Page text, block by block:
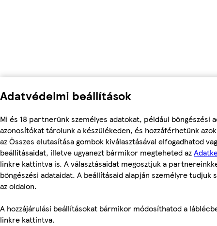
Adatvédelmi beállítások
Mi és 18 partnerünk személyes adatokat, például böngészési
azonosítókat tárolunk a készülékeden, és hozzáférhetünk
az Összes elutasítása gombok kiválasztásával elfogadhatod
beállításaidat, illetve ugyanezt bármikor megteheted az
linkre kattintva is. A választásaidat megosztjuk a
böngészési adataidat. A beállításaid alapján személyre tudjuk
az oldalon.
A hozzájárulási beállításokat bármikor módosíthatod a
linkre kattintva.